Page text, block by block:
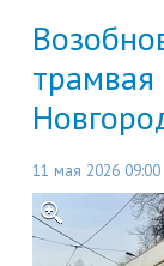
11 мая 2026 09:00